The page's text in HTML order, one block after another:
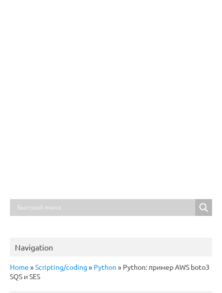
Navigation
Home »Scripting/coding » Python » Python: пример AWS boto3
SQS и SES